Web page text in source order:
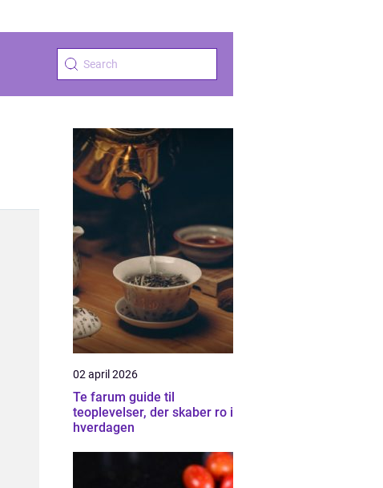
02 april 2026
Te farum guide til
teoplevelser, der skaber ro i
hverdagen